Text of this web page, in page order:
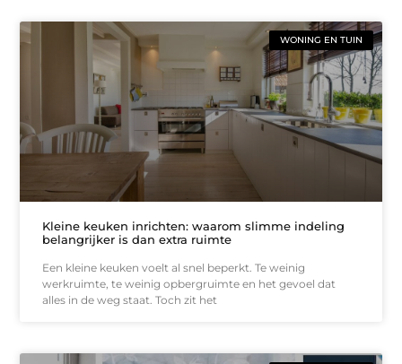
WONING EN TUIN
Kleine keuken inrichten: waarom slimme indeling
belangrijker is dan extra ruimte
Een kleine keuken voelt al snel beperkt. Te weinig
werkruimte, te weinig opbergruimte en het gevoel dat
alles in de weg staat. Toch zit het